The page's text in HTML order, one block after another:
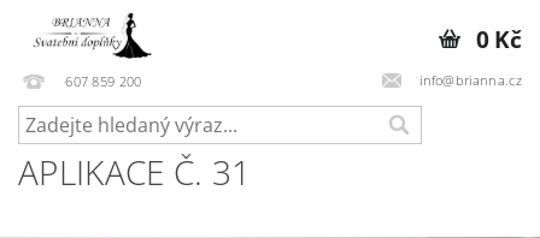
607 859 200 info@brianna.cz
0 Kč
APLIKACE Č. 31